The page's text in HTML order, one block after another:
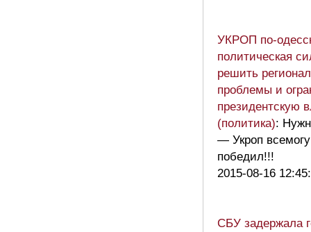
УКРОП по-
политическая
решить
проблемы и
президентскую
(политика):
— Укроп
победил!!!
2015-08-16
СБУ задержала